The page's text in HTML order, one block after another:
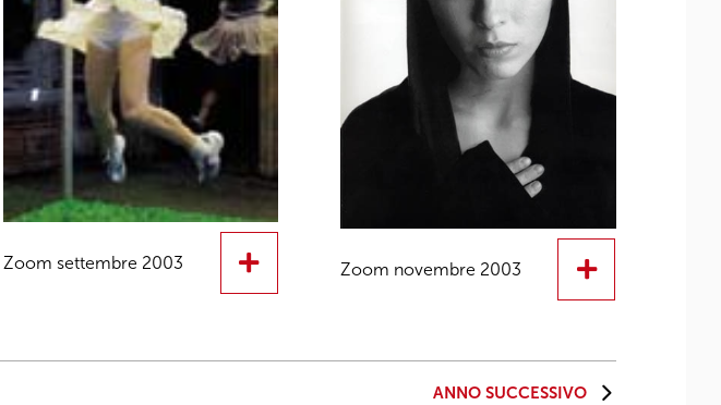
Zoom settembre 2003 Zoom novembre 2003
ANNO SUCCESSIVO